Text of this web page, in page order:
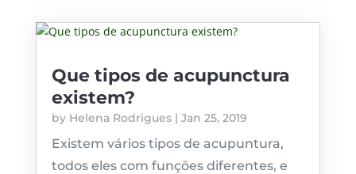
Que tipos de acupunctura
existem?
by Helena Rodrigues| Jan 25, 2019
Existem vários tipos de acupuntura,
todos eles com funções diferentes, e